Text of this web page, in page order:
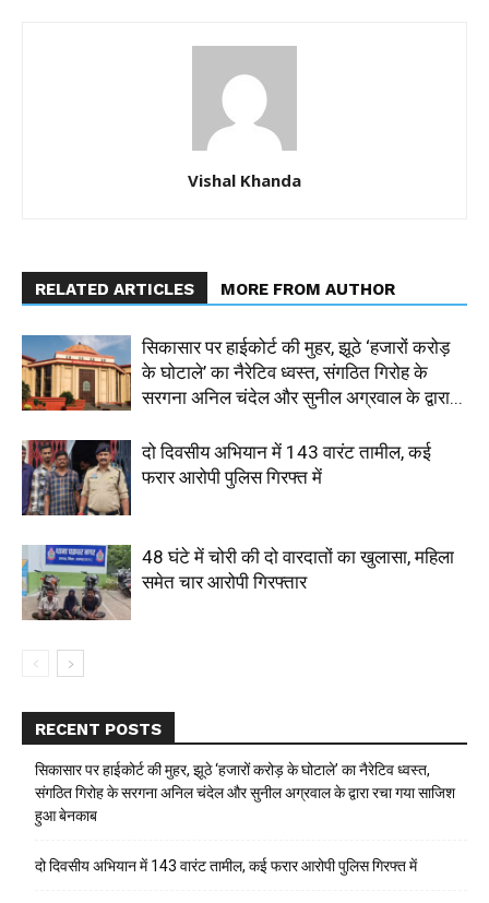
Vishal Khanda
RELATED ARTICLES MORE FROM AUTHOR
सिकासार पर हाईकोर्ट की मुहर, झूठे ‘हजारों करोड़
के घोटाले’ का नैरेटिव ध्वस्त, संगठित गिरोह के
सरगना अनिल चंदेल और सुनील अग्रवाल के द्वारा...
दो दिवसीय अभियान में 143 वारंट तामील, कई
फरार आरोपी पुलिस गिरफ्त में
48 घंटे में चोरी की दो वारदातों का खुलासा, महिला
समेत चार आरोपी गिरफ्तार
RECENT POSTS
सिकासार पर हाईकोर्ट की मुहर, झूठे ‘हजारों करोड़ के घोटाले’ का नैरेटिव ध्वस्त,
संगठित गिरोह के सरगना अनिल चंदेल और सुनील अग्रवाल के द्वारा रचा गया साजिश
हुआ बेनकाब
दो दिवसीय अभियान में 143 वारंट तामील, कई फरार आरोपी पुलिस गिरफ्त में